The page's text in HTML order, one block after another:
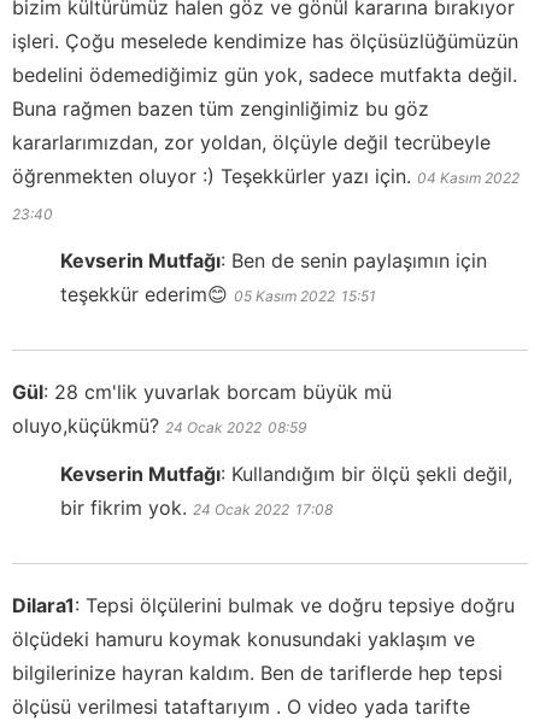
bizim kültürümüz halen göz ve gönül kararına bırakıyor
işleri. Çoğu meselede kendimize has ölçüsüzlüğümüzün
bedelini ödemediğimiz gün yok, sadece mutfakta değil.
Buna rağmen bazen tüm zenginliğimiz bu göz
kararlarımızdan, zor yoldan, ölçüyle değil tecrübeyle
öğrenmekten oluyor :) Teşekkürler yazı için. 04 Kasım 2022
23:40
Kevserin Mutfağı: Ben de senin paylaşımın için
teşekkür ederim😊 05 Kasım 2022 15:51
Gül: 28 cm'lik yuvarlak borcam büyük mü
oluyo,küçükmü? 24 Ocak 2022 08:59
Kevserin Mutfağı: Kullandığım bir ölçü şekli değil,
bir fikrim yok. 24 Ocak 2022 17:08
Dilara1: Tepsi ölçülerini bulmak ve doğru tepsiye doğru
ölçüdeki hamuru koymak konusundaki yaklaşım ve
bilgilerinize hayran kaldım. Ben de tariflerde hep tepsi
ölçüsü verilmesi tataftarıyım . O video yada tarifte